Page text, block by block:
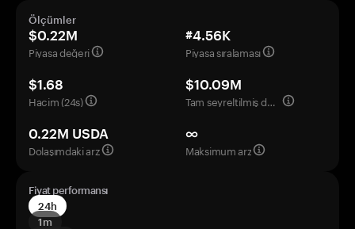
Ölçümler
$0.22M
Piyasa değeri
#4.56K
Piyasa sıralaması
$1.68
Hacim (24s)
$10.09M
Tam seyreltilmiş değerleme
0.22M USDA
Dolaşımdaki arz
∞
Maksimum arz
Fiyat performansı
24h
1m